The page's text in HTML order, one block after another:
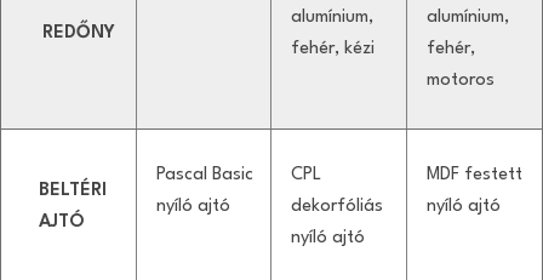
REDŐNY
alumínium,
fehér, kézi
alumínium,
fehér,
motoros
BELTÉRI
AJTÓ
Pascal Basic
nyíló ajtó
CPL
dekorfóliás
nyíló ajtó
MDF festett
nyíló ajtó